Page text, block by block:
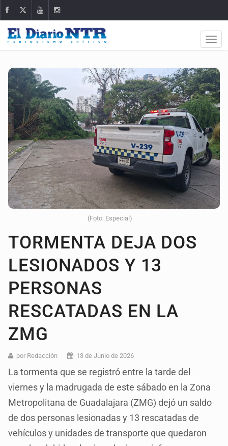
(Foto: Especial)
TORMENTA DEJA DOS
LESIONADOS Y 13
PERSONAS
RESCATADAS EN LA
ZMG
por Redacción 13 de Junio de 2026
La tormenta que se registró entre la tarde del
viernes y la madrugada de este sábado en la Zona
Metropolitana de Guadalajara (ZMG) dejó un saldo
de dos personas lesionadas y 13 rescatadas de
vehículos y unidades de transporte que quedaron